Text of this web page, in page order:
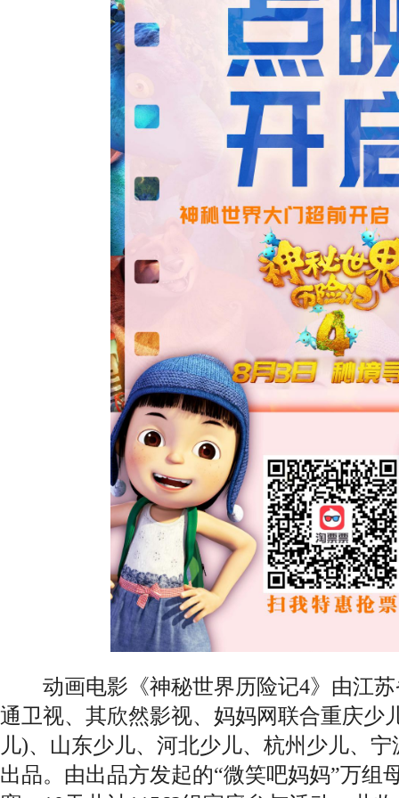
动画电影《神秘世界历险记4》由江苏
通卫视、其欣然影视、妈妈网联合重庆少
儿)、山东少儿、河北少儿、杭州少儿、
出品。由出品方发起的“微笑吧妈妈”万组